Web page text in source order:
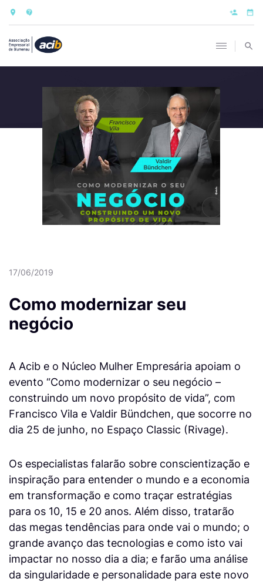
17/06/2019
Como modernizar seu
negócio
A Acib e o Núcleo Mulher Empresária apoiam o
evento “Como modernizar o seu negócio –
construindo um novo propósito de vida”, com
Francisco Vila e Valdir Bündchen, que socorre no
dia 25 de junho, no Espaço Classic (Rivage).
Os especialistas falarão sobre conscientização e
inspiração para entender o mundo e a economia
em transformação e como traçar estratégias
para os 10, 15 e 20 anos. Além disso, tratarão
das megas tendências para onde vai o mundo; o
grande avanço das tecnologias e como isto vai
impactar no nosso dia a dia; e farão uma análise
da singularidade e personalidade para este novo